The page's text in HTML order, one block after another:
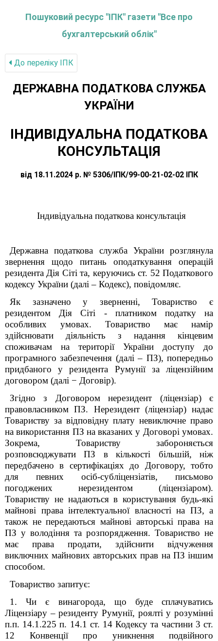
Пошуковий ресурс "ІПК" газети "Все про
бухгалтерський облік"
До переліку IПК
ДЕРЖАВНА ПОДАТКОВА СЛУЖБА
УКРАЇНИ
ІНДИВІДУАЛЬНА ПОДАТКОВА
КОНСУЛЬТАЦІЯ
від 18.11.2024 р. № 5306/ІПК/99-00-21-02-02 ІПК
Індивідуальна податкова консультація
Державна податкова служба України розглянула
звернення щодо питань оподаткування операцій
резидента Дія Сіті та, керуючись ст. 52 Податкового
кодексу України (далі – Кодекс), повідомляє.
Як зазначено у зверненні, Товариство є
резидентом Дія Сіті - платником податку на
особливих умовах. Товариство має намір
здійснювати діяльність з надання кінцевим
споживачам на території України доступу до
програмного забезпечення (далі – ПЗ), попередньо
придбаного у резидента Румунії за ліцензійним
договором (далі − Договір).
Згідно з Договором нерезидент (ліцензіар) є
правовласником ПЗ. Нерезидент (ліцензіар) надає
Товариству за відповідну плату невиключне право
на використання ПЗ на вказаних у Договорі умовах.
Зокрема, Товариству забороняється
розповсюджувати ПЗ в кількості більшій, ніж
передбачено в сертифікаціях до Договору, тобто
для певних осіб-субліцензіатів, письмово
погоджених нерезидентом (ліцензіаром).
Товариству не надаються в користування будь-які
майнові права інтелектуальної власності на ПЗ, а
також не передаються майнові авторські права на
ПЗ у володіння та розпорядження. Товариство не
має права продати, здійснити відчуження
виключних майнових авторських прав на ПЗ іншим
способом.
Товариство запитує:
1. Чи є винагорода, що буде сплачуватись
Ліцензіару – резиденту Румунії, роялті у розумінні
п.п. 14.1.225 п. 14.1 ст. 14 Кодексу та частини 3 ст.
12 Конвенції про уникнення подвійного